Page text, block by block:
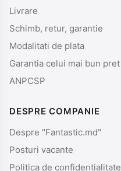
Livrare
Schimb, retur, garantie
Modalitati de plata
Garantia celui mai bun pret
ANPCSP
DESPRE COMPANIE
Despre "Fantastic.md"
Posturi vacante
Politica de confidentialitate